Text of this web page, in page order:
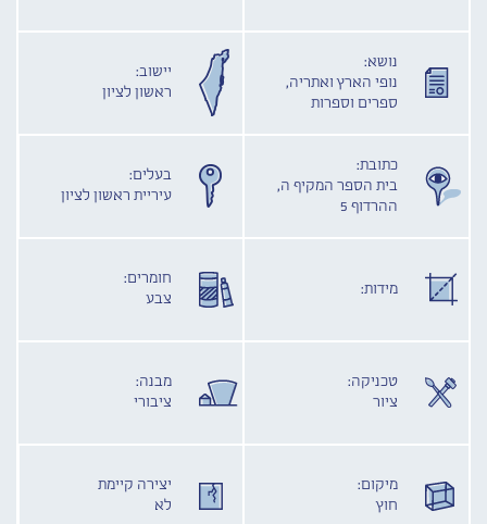
נושא:
נופי הארץ ואתריה,
ספרים וספרות
יישוב:
ראשון לציון
כתובת:
בית הספר המקיף ה,
ההרדוף 5
בעלים:
עיריית ראשון לציון
מידות:
חומרים:
צבע
טכניקה:
ציור
מבנה:
ציבורי
מיקום:
חוץ
יצירה קיימת
לא